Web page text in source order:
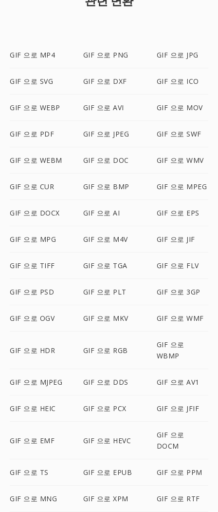
GIF 으로 MP4 GIF 으로 PNG GIF 으로 JPG
GIF 으로 SVG GIF 으로 DXF GIF 으로 ICO
GIF 으로 WEBP GIF 으로 AVI GIF 으로 MOV
GIF 으로 PDF GIF 으로 JPEG GIF 으로 SWF
GIF 으로 WEBM GIF 으로 DOC GIF 으로 WMV
GIF 으로 CUR GIF 으로 BMP GIF 으로 MPEG
GIF 으로 DOCX GIF 으로 AI GIF 으로 EPS
GIF 으로 MPG GIF 으로 M4V GIF 으로 JIF
GIF 으로 TIFF GIF 으로 TGA GIF 으로 FLV
GIF 으로 PSD GIF 으로 PLT GIF 으로 3GP
GIF 으로 OGV GIF 으로 MKV GIF 으로 WMF
GIF 으로 HDR GIF 으로 RGB
GIF 으로
WBMP
GIF 으로 MJPEG GIF 으로 DDS GIF 으로 AV1
GIF 으로 HEIC GIF 으로 PCX GIF 으로 JFIF
GIF 으로 EMF GIF 으로 HEVC
GIF 으로
DOCM
GIF 으로 TS GIF 으로 EPUB GIF 으로 PPM
GIF 으로 MNG GIF 으로 XPM GIF 으로 RTF